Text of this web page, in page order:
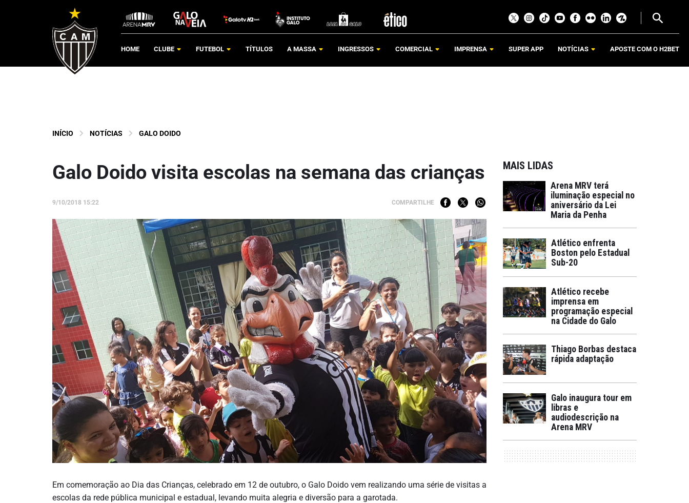
HOME CLUBE FUTEBOL TÍTULOS A MASSA INGRESSOS COMERCIAL IMPRENSA SUPER APP NOTÍCIAS APOSTE COM O H2BET
INÍCIO NOTÍCIAS GALO DOIDO
Galo Doido visita escolas na semana das crianças
9/10/2018 15:22 COMPARTILHE
Em comemoração ao Dia das Crianças, celebrado em 12 de outubro, o Galo Doido vem realizando uma série de visitas a
escolas da rede pública municipal e estadual, levando muita alegria e diversão para a garotada.
MAIS LIDAS
Arena MRV terá
iluminação especial no
aniversário da Lei
Maria da Penha
Atlético enfrenta
Boston pelo Estadual
Sub-20
Atlético recebe
imprensa em
programação especial
na Cidade do Galo
Thiago Borbas destaca
rápida adaptação
Galo inaugura tour em
libras e
audiodescrição na
Arena MRV